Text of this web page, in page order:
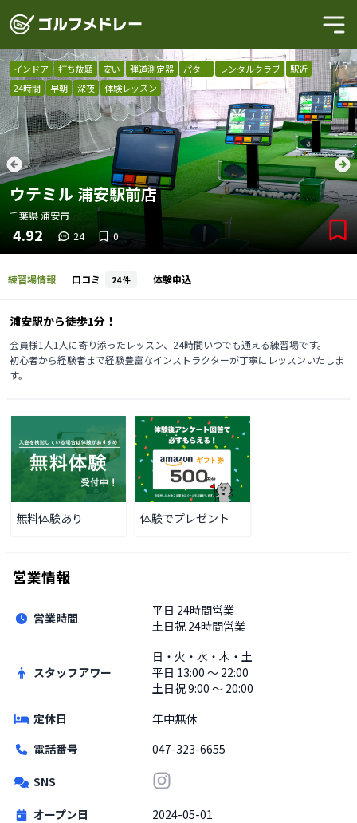
1/5
インドア 打ち放題 安い 弾道測定器 パター レンタルクラブ
駅近
24時間
早朝 深夜 体験レッスン
ウテミル 浦安駅前店
千葉県浦安市
4.92 24 0
練習場情報 口コミ 24件 体験申込
浦安駅から徒歩1分！
会員様1人1人に寄り添ったレッスン、24時間いつでも通える練習場です。
初心者から経験者まで経験豊富なインストラクターが丁寧にレッスンいたしま
す。
無料体験あり 体験でプレゼント
営業情報
営業時間 平日 24時間営業
土日祝 24時間営業
スタッフアワー
日・火・水・木・土
平日 13:00 〜 22:00
土日祝9:00 〜 20:00
定休日
年中無休
電話番号
047-323-6655
SNS
オープン日 2024-05-01